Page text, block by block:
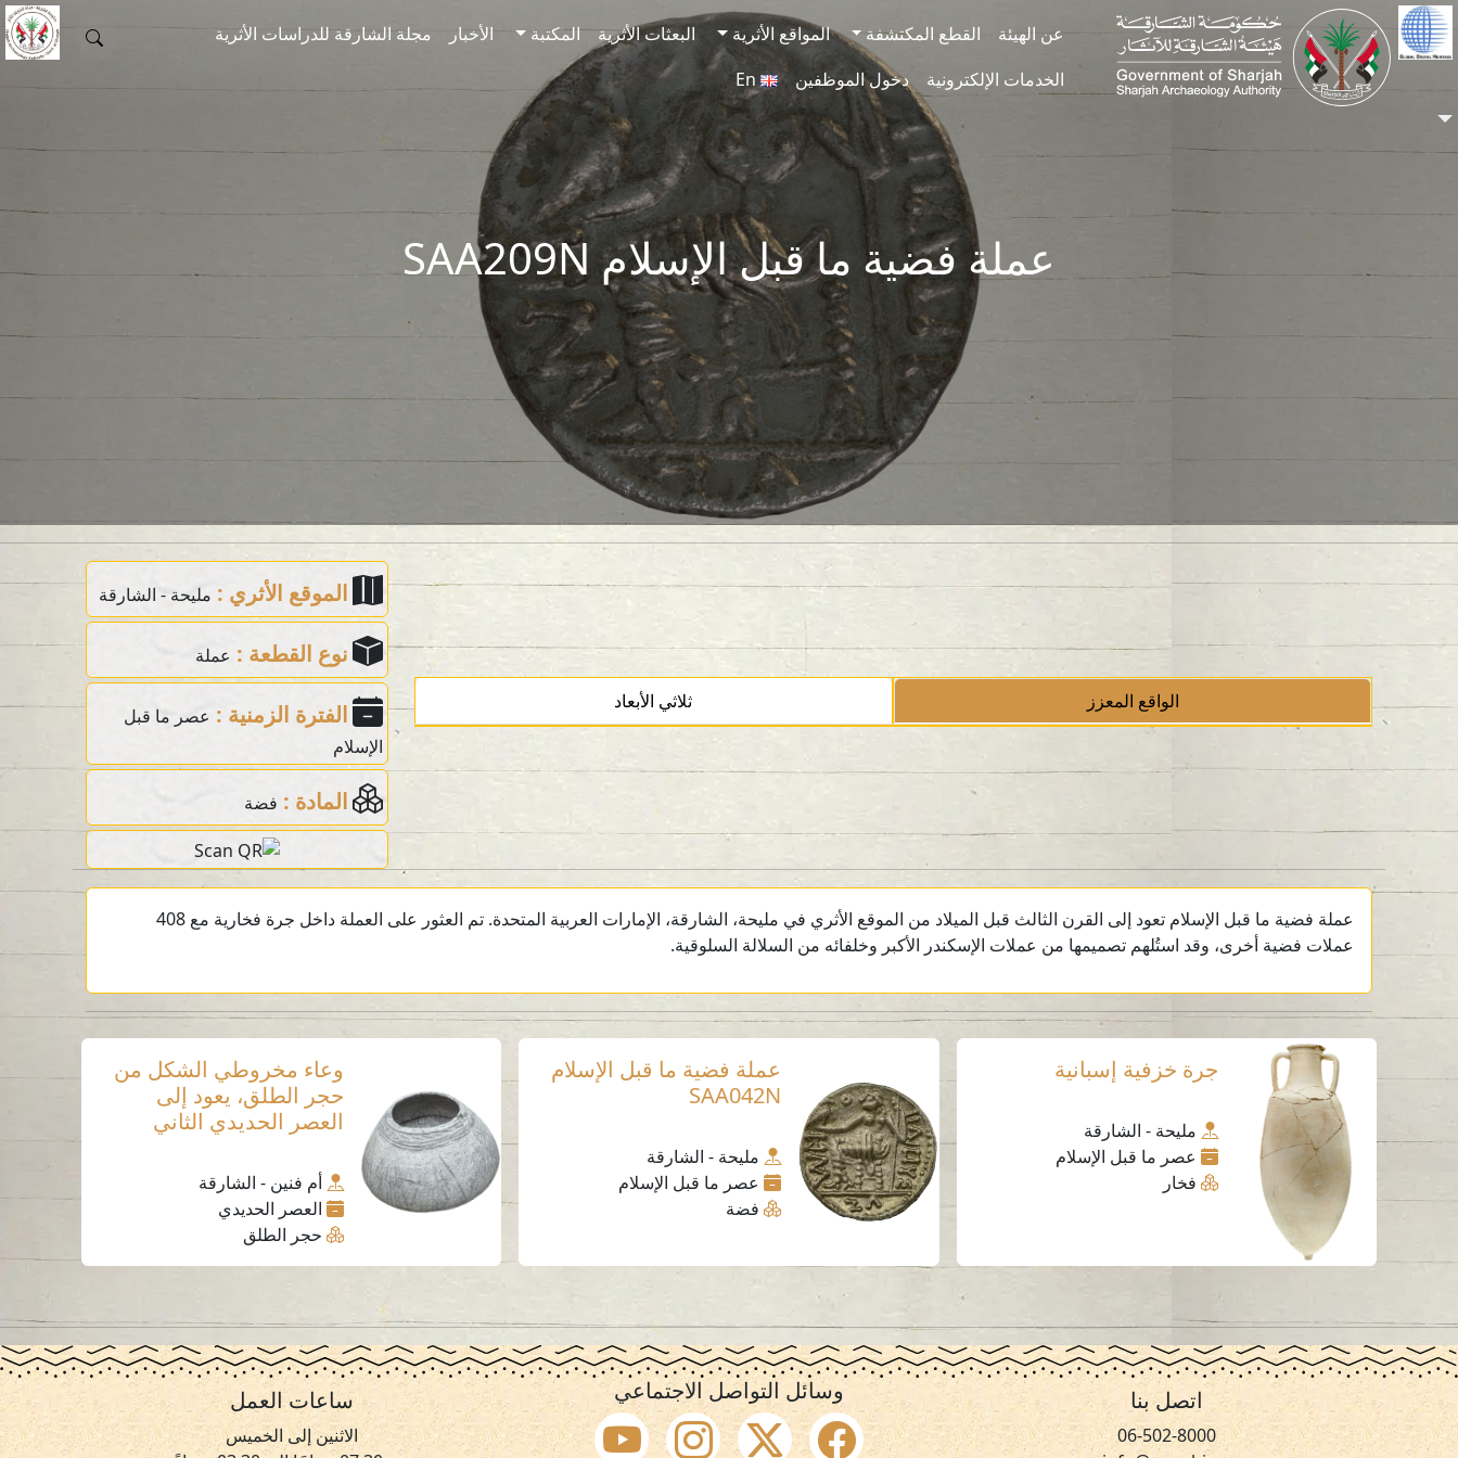
Skip to main content
عن الهيئة
القطع المكتشفة المواقع الأثرية البعثات الأثرية المكتبة الأخبار
مجلة الشارقة للدراسات الأثرية
الخدمات الإلكترونية
دخول الموظفين En
عملة فضية ما قبل الإسلام SAA209N
الواقع المعزز ثلاثي الأبعاد
الموقع الأثري : مليحة - الشارقة
نوع القطعة : عملة
الفترة الزمنية : عصر ما قبل
الإسلام
المادة : فضة
عملة فضية ما قبل الإسلام تعود إلى القرن الثالث قبل الميلاد من الموقع الأثري في مليحة، الشارقة، الإمارات العربية المتحدة. تم العثور على العملة داخل جرة فخارية مع 408
عملات فضية أخرى، وقد استُلهم تصميمها من عملات الإسكندر الأكبر وخلفائه من السلالة السلوقية.
جرة خزفية إسبانية
مليحة - الشارقة
عصر ما قبل الإسلام
فخار
عملة فضية ما قبل الإسلام
SAA042N
مليحة - الشارقة
عصر ما قبل الإسلام
فضة
وعاء مخروطي الشكل من
حجر الطلق، يعود إلى
العصر الحديدي الثاني
أم فنين - الشارقة
العصر الحديدي
حجر الطلق
اتصل بنا
06-502-8000
وسائل التواصل الاجتماعي ساعات العمل
الاثنين إلى الخميس